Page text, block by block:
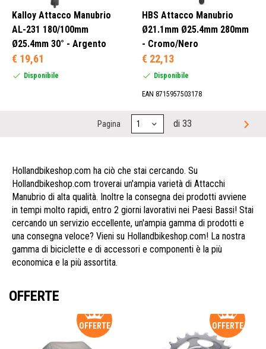
Kalloy Attacco Manubrio
AL-231 180/100mm
Ø25.4mm 30° - Argento
€ 19,61
Disponibile
HBS Attacco Manubrio
Ø21.1mm Ø25.4mm 280mm
- Cromo/Nero
€ 22,13
Disponibile
EAN 8715957503178
Pagina di 33
Hollandbikeshop.com ha ciò che stai cercando. Su
Hollandbikeshop.com troverai un'ampia varietà di Attacchi
Manubrio di alta qualità. Inoltre la consegna dei prodotti avviene
in tempi molto rapidi, entro 2 giorni lavorativi nei Paesi Bassi! Stai
cercando un servizio eccellente, un'ampia gamma di prodotti e
una consegna veloce? Vieni su Hollandbikeshop.com! La nostra
gamma di biciclette e di accessori e componenti è la più
economica e la più assortita.
OFFERTE
OFFERTE OFFERTE